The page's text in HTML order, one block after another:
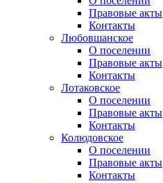
Правовые акты
Контакты
Любовшанское
О поселении
Правовые акты
Контакты
Лотаковское
О поселении
Правовые акты
Контакты
Колюдовское
О поселении
Правовые акты
Контакты